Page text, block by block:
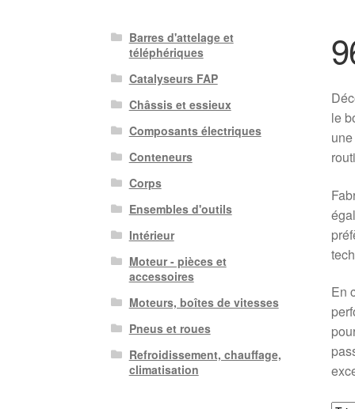
le
En
Barres d'attelage et
téléphériques
Catalyseurs FAP
Châssis et essieux
Composants électriques
Conteneurs
Corps
Ensembles d'outils
Intérieur
Moteur - pièces et
accessoires
Moteurs, boîtes de vitesses
Pneus et roues
Refroidissement, chauffage,
climatisation